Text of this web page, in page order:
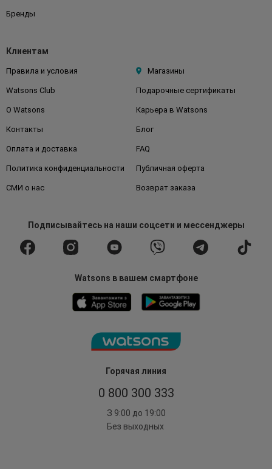
Горячая линия
0 800 300 333
З 9:00 до 19:00
Без выходных
Бренды
Клиентам
Правила и условия Магазины
Watsons Club Подарочные сертификаты
О Watsons Карьера в Watsons
Контакты Блог
Оплата и доставка FAQ
Политика конфиденциальности Публичная оферта
СМИ о нас Возврат заказа
Подписывайтесьна наши соцсети и мессенджеры
Watsons в вашем смартфоне